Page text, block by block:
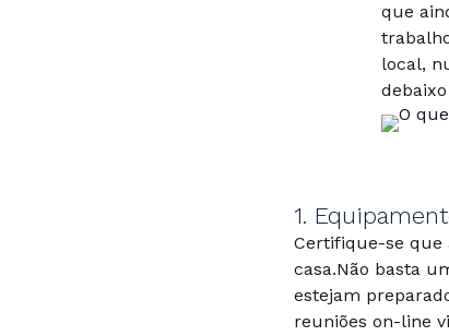
que
local,
1.
Certifique-se que
casa.Não basta
estejam
reuniões on-line